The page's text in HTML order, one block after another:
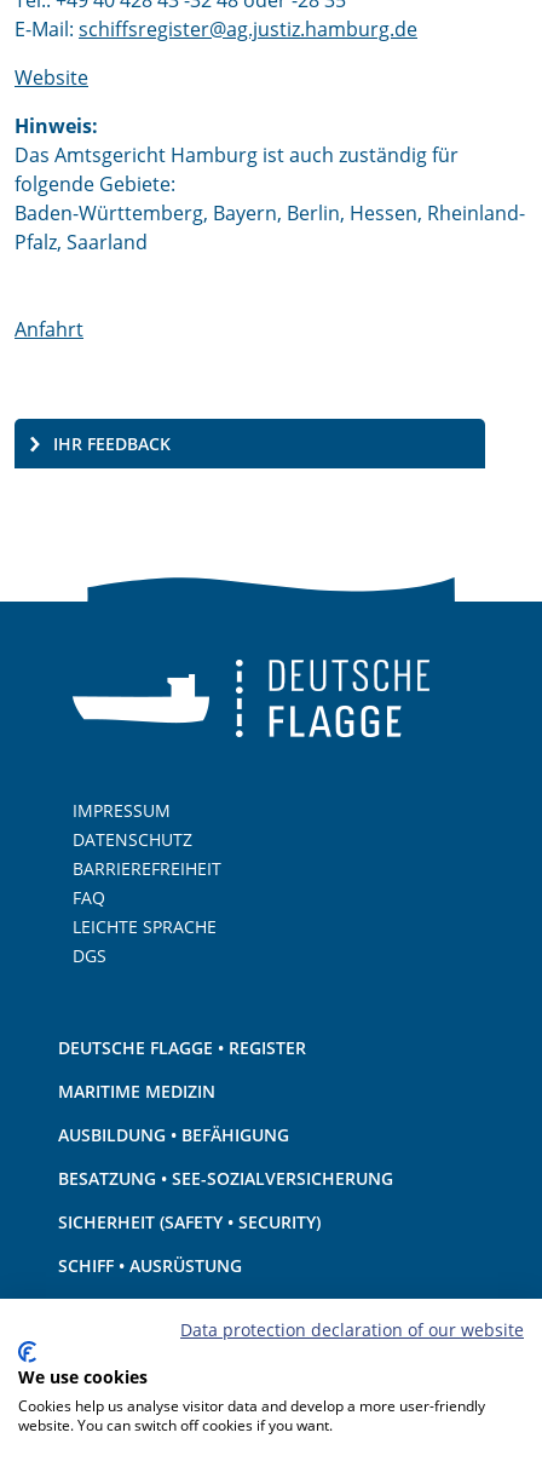
E-Mail: schiffsregister@ag.justiz.hamburg.de
Website
Hinweis:
Das Amtsgericht Hamburg ist auch zuständig für
folgende Gebiete:
Baden-Württemberg, Bayern, Berlin, Hessen, Rheinland-
Pfalz, Saarland
Anfahrt
IHR FEEDBACK
IMPRESSUM
DATENSCHUTZ
BARRIEREFREIHEIT
FAQ
LEICHTE SPRACHE
DGS
DEUTSCHE FLAGGE • REGISTER
MARITIME MEDIZIN
AUSBILDUNG • BEFÄHIGUNG
BESATZUNG • SEE-SOZIALVERSICHERUNG
SICHERHEIT (SAFETY • SECURITY)
SCHIFF • AUSRÜSTUNG
HAFENSTAATKONTROLLE
Data protection declaration of our website
We use cookies
Cookies help us analyse visitor data and develop a more user-friendly
website. You can switch off cookies if you want.